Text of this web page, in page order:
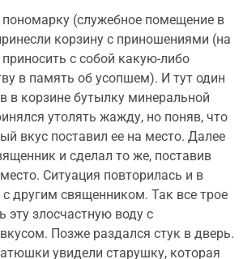
(служебное помещение в
корзину с приношениями (на
с собой какую-либо
в память об усопшем). И тут один
в корзине бутылку минеральной
утолять жажду, но поняв, что
вкус поставил ее на место. Далее
и сделал то же, поставив
Ситуация повторилась и в
с другим священником. Так все трое
эту злосчастную воду с
Позже раздался стук в дверь.
увидели старушку, которая